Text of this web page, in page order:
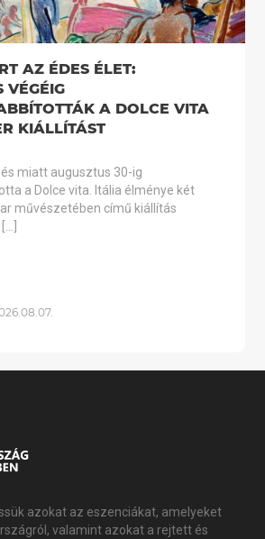
AZ ÉDES ÉLET:
VÉGÉIG
A DOLCE VITA
KIÁLLÍTÁST
miatt augusztus 30-ig
a Dolce vita. Itália élménye két
művészetében című kiállítás
azokat az eszenciákat, amelyeket
valamint azokat a rejtett és